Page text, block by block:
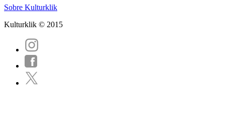
Sobre Kulturklik
Kulturklik © 2015